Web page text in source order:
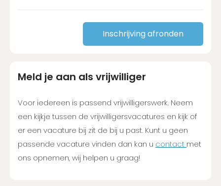
Inschrijving afronden
Meld je aan als vrijwilliger
Voor iedereen is passend vrijwilligerswerk. Neem
een kijkje tussen de vrijwilligersvacatures en kijk of
er een vacature bij zit de bij u past. Kunt u geen
passende vacature vinden dan kan u contact met
ons opnemen, wij helpen u graag!